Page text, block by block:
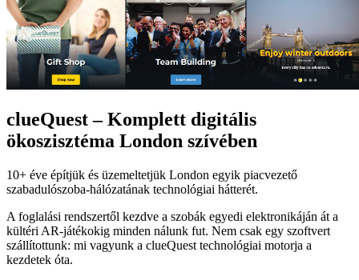
clueQuest – Komplett digitális
ökoszisztéma London szívében
10+ éve építjük és üzemeltetjük London egyik piacvezető
szabadulószoba-hálózatának technológiai hátterét.
A foglalási rendszertől kezdve a szobák egyedi elektronikáján át a
kültéri AR-játékokig minden nálunk fut. Nem csak egy szoftvert
szállítottunk: mi vagyunk a clueQuest technológiai motorja a
kezdetek óta.